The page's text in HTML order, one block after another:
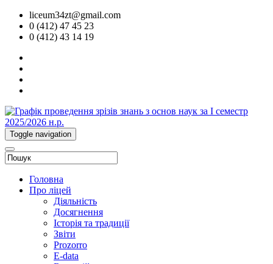
liceum34zt@gmail.com
0 (412) 47 45 23
0 (412) 43 14 19
Toggle navigation
Головна
Про ліцей
Діяльність
Досягнення
Історія та традиції
Звіти
Prozorro
E-data